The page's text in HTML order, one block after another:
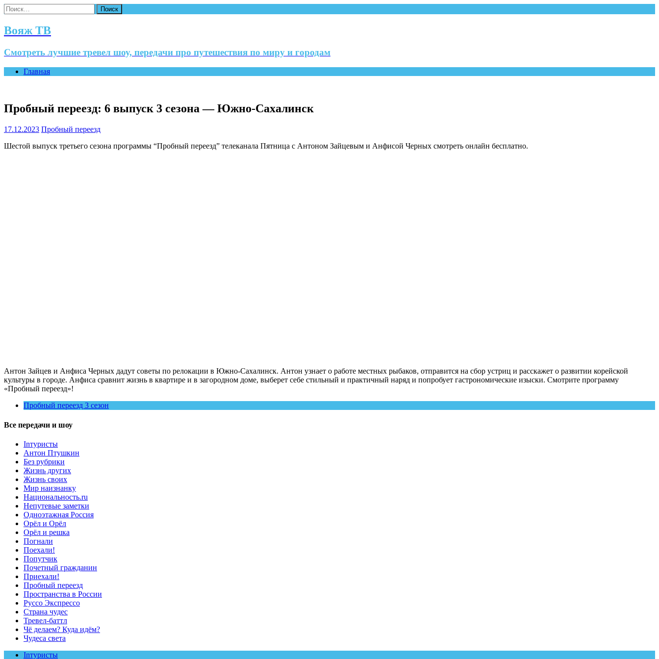
Найти:
Вояж ТВ
Смотреть лучшие тревел шоу, передачи про путешествия по миру и городам
Главная
Пробный переезд: 6 выпуск 3 сезона — Южно-Сахалинск
17.12.2023 Пробный переезд
Шестой выпуск третьего сезона программы “Пробный переезд” телеканала Пятница с Антоном Зайцевым и Анфисой Черных смотреть онлайн бесплатно.
Антон Зайцев и Анфиса Черных дадут советы по релокации в Южно-Сахалинск. Антон узнает о работе местных рыбаков, отправится на сбор устриц и расскажет о развитии корейской
культуры в городе. Анфиса сравнит жизнь в квартире и в загородном доме, выберет себе стильный и практичный наряд и попробует гастрономические изыски. Смотрите программу
«Пробный переезд»!
Пробный переезд 3 сезон
Все передачи и шоу
Inтуристы
Антон Птушкин
Без рубрики
Жизнь других
Жизнь своих
Мир наизнанку
Национальность.ru
Непутевые заметки
Одноэтажная Россия
Орёл и Орёл
Орёл и решка
Погнали
Поехали!
Попутчик
Почетный гражданин
Приехали!
Пробный переезд
Пространства в России
Руссо Экспрессо
Страна чудес
Тревел-баттл
Чё делаем? Куда идём?
Чудеса света
Inтуристы